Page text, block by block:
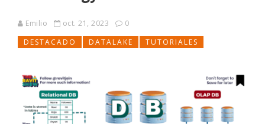
Emilio oct. 21, 2023
0
DESTACADO
DATALAKE TUTORIALES